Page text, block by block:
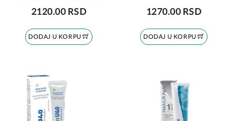
2120.00 RSD
DODAJ U KORPU
1270.00 RSD
DODAJ U KORPU